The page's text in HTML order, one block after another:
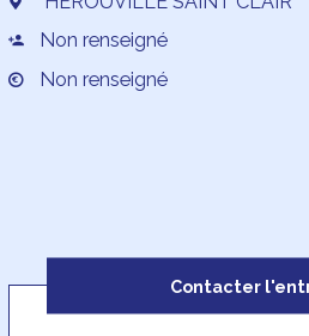
Non renseigné
Non renseigné
Contacter